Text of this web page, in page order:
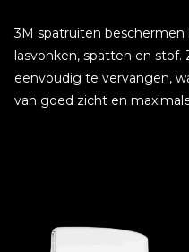
3M spatruiten
lasvonken, spatten en stof.
eenvoudig te vervangen,
van goed zicht en